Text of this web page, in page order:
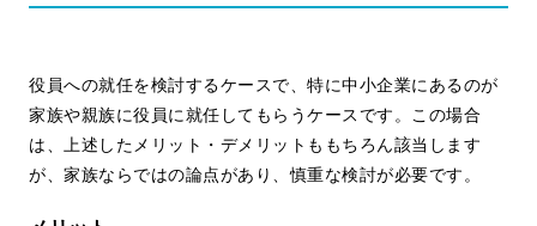
役員への就任を検討するケースで、特に中小企業にあるのが
家族や親族に役員に就任してもらうケースです。この場合
は、上述したメリット・デメリットももちろん該当します
が、家族ならではの論点があり、慎重な検討が必要です。